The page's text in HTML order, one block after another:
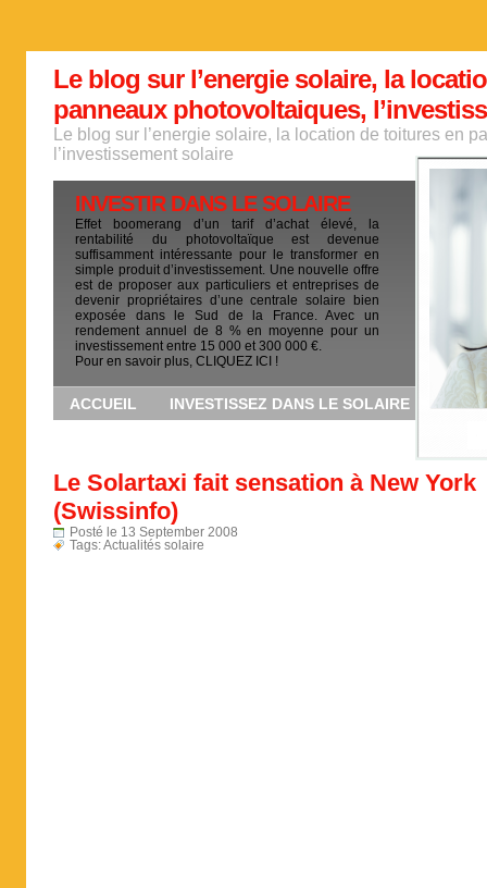
Le blog sur l’energie solaire, la
panneaux photovoltaiques,
Le blog sur l’energie solaire, la location de toitures en
l’investissement solaire
INVESTIR DANS LE SOLAIRE
Effet boomerang d’un tarif d’achat élevé, la
rentabilité du photovoltaïque est devenue
suffisamment intéressante pour le transformer en
simple produit d’investissement. Une nouvelle offre
est de proposer aux particuliers et entreprises de
devenir propriétaires d’une centrale solaire bien
exposée dans le Sud de la France. Avec un
rendement annuel de 8 % en moyenne pour un
investissement entre 15 000 et 300 000 €.
Pour en savoir plus, CLIQUEZ ICI !
ACCUEIL INVESTISSEZ DANS LE SOLAIRE
Le Solartaxi fait sensation à New York
(Swissinfo)
Posté le 13 September 2008
Tags:Actualités solaire